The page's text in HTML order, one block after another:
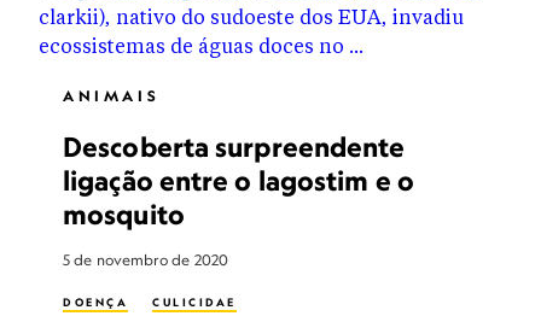
ANIMAIS
Descoberta surpreendente
ligação entre o lagostim e o
mosquito
5 de novembro de 2020
DOENÇA CULICIDAE